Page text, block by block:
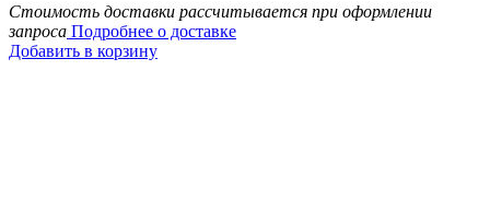
Стоимость доставки рассчитывается при оформлении
запроса Подробнее о доставке
Добавить в корзину